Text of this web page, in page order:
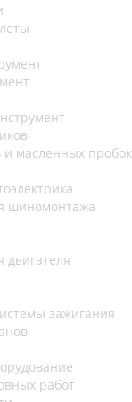
масленных пробок
шиномонтажа
двигателя
зажигания
работ